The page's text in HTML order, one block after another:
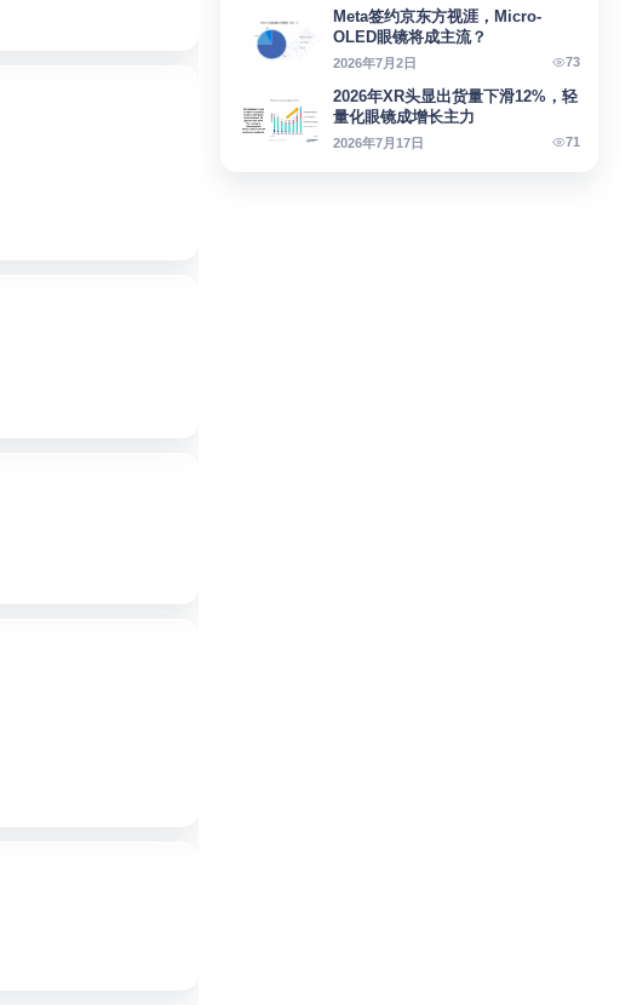
Meta签约京东方视涯，Micro-
OLED眼镜将成主流？
2026年7月2日 73
2026年XR头显出货量下滑12%，轻
量化眼镜成增长主力
2026年7月17日 71